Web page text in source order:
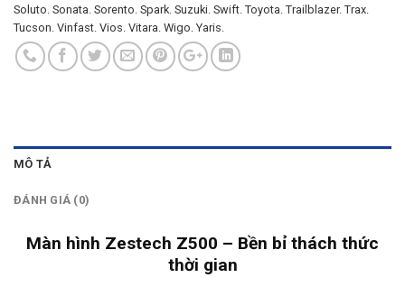
Soluto. Sonata. Sorento. Spark. Suzuki. Swift. Toyota. Trailblazer. Trax.
Tucson. Vinfast. Vios. Vitara. Wigo. Yaris.
MÔ TẢ
ĐÁNH GIÁ (0)
Màn hình Zestech Z500 – Bền bỉ thách thức
thời gian